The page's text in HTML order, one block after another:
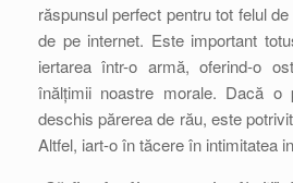
răspunsul perfect pentru tot felul
de pe internet. Este important
iertarea într-o armă, oferind-o
înălțimii noastre morale. Dacă o
deschis părerea de rău, este
Altfel, iart-o în tăcere în intimitatea